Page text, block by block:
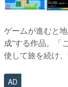
ゲームが進むと
成”する作品。「
使して旅を続け
AD